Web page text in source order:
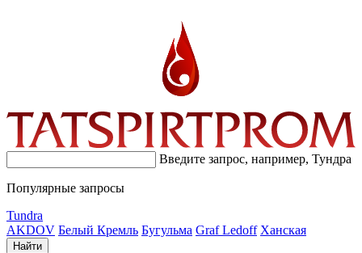
Введите запрос, например, Тундра
Популярные запросы
Tundra
AKDOV Белый Кремль Бугульма Graf Ledoff Ханская
Найти